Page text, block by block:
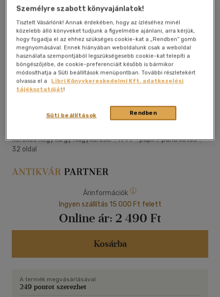
Kerekes Kegytárgy Nagykeresk.|1999|papír / puha kötés|
32 oldal
Árinformációk
Ingyen szállítás 15 000 Ft felett
Online ár: 2 490 Ft
Kosárba
A termék megvásárlásával
249 pontot szerezhet
Személyre szabott könyvajánlatok!
Tisztelt Vásárlónk! Annak érdekében, hogy az ízléséhez minél
közelebb álló könyveket tudjunk a figyelmébe ajánlani, arra kérjük,
hogy fogadja el az ehhez szükséges cookie-kat a „Rendben” gomb
megnyomásával. Ennek hiányában weboldalunk csak a weboldal
használata szempontjából legszükségesebb cookie-kat telepíti a
böngészőjébe, de cookie-preferenciáit később is bármikor
módosíthatja a Süti beállítások menüpontban. További részletekért
olvassa el a
Libri Könyvkereskedelmi Kft. adatkezelési
tájékoztatóját!
Rendben
Süti beállítások